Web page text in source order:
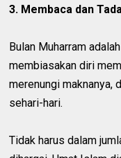
3. Membaca dan
Bulan Muharram
membiasakan diri
merenungi maknanya,
sehari-hari.
Tidak harus dalam